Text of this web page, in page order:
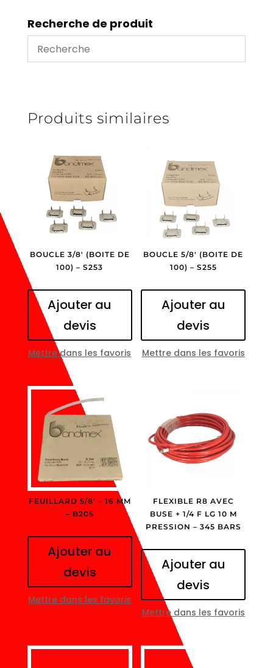
600
+
jonction
F
Recherche de produit
Produits similaires
BOUCLE 3/8′ (BOITE DE
100) – S253
Ajouter au
devis
Mettre dans les favoris
BOUCLE 5/8′ (BOITE DE
100) – S255
Ajouter au
devis
Mettre dans les favoris
FEUILLARD 5/8′ – 16 MM
– B205
Ajouter au
devis
Mettre dans les favoris
FLEXIBLE R8 AVEC
BUSE + 1/4 F LG 10 M
PRESSION – 345 BARS
Ajouter au
devis
Mettre dans les favoris